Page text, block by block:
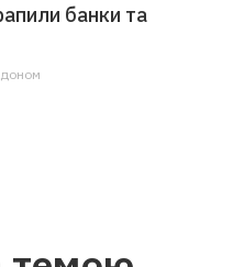
банки та